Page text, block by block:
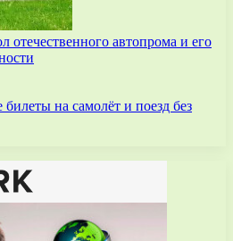
отечественного автопрома и его
на самолёт и поезд без